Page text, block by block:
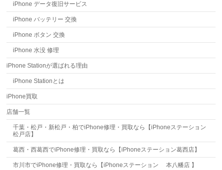
iPhone データ復旧サービス
iPhone バッテリー 交換
iPhone ボタン 交換
iPhone 水没 修理
iPhone Stationが選ばれる理由
iPhone Stationとは
iPhone買取
店舗一覧
千葉・松戸・新松戸・柏でiPhone修理・買取なら【iPhoneステーション
松戸店】
葛西・西葛西でiPhone修理・買取なら【iPhoneステーション葛西店】
市川市でiPhone修理・買取なら【iPhoneステーション 本八幡店 】